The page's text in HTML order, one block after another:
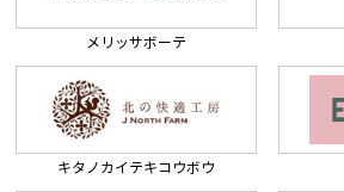
メリッサボーテ
キタノカイテキコウボウ